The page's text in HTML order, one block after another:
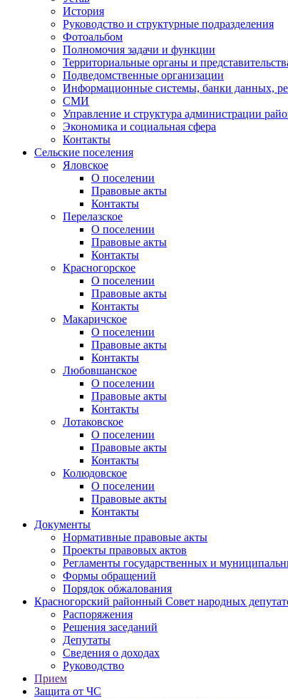
История
Руководство и структурные подразделения
Фотоальбом
Полномочия задачи и функции
Территориальные органы и
Подведомственные организации
Информационные системы, банки данных,
СМИ
Управление и структура администрации
Экономика и социальная сфера
Контакты
Сельские поселения
Яловское
О поселении
Правовые акты
Контакты
Перелазское
О поселении
Правовые акты
Контакты
Красногорское
О поселении
Правовые акты
Контакты
Макаричское
О поселении
Правовые акты
Контакты
Любовшанское
О поселении
Правовые акты
Контакты
Лотаковское
О поселении
Правовые акты
Контакты
Колюдовское
О поселении
Правовые акты
Контакты
Документы
Нормативные правовые акты
Проекты правовых актов
Регламенты государственных и
Формы обращений
Порядок обжалования
Красногорский районный Совет народных
Распоряжения
Решения заседаний
Депутаты
Сведения о доходах
Руководство
Прием
Защита от ЧС